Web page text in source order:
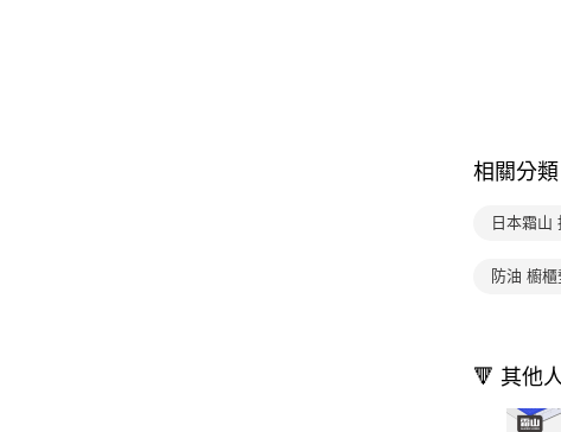
相關分類
日本霜山
防油 櫥櫃
🔻 其他